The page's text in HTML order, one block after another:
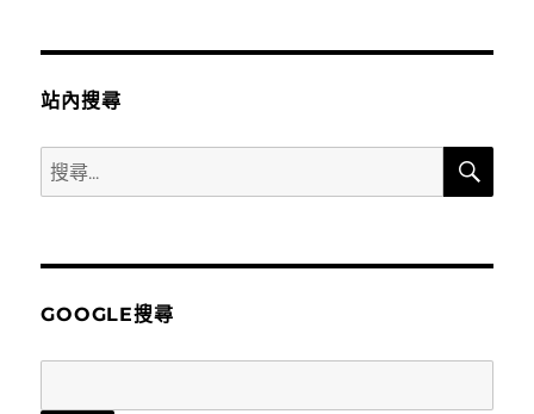
站內搜尋
搜
尋
鍵
搜
GOOGLE搜尋